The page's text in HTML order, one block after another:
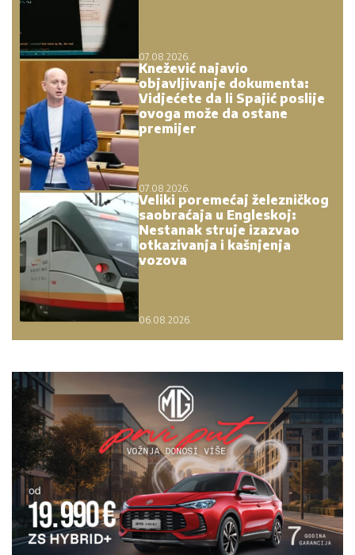
07.08.2026.
Knežević najavio
objavljivanje dokumenta:
Vidjećete da li Spajić poslije
ovoga može da ostane
premijer
07.08.2026.
Veliki poremećaj železničkog
saobraćaja u Engleskoj:
Nestanak struje izazvao
otkazivanja i kašnjenja
vozova
06.08.2026.